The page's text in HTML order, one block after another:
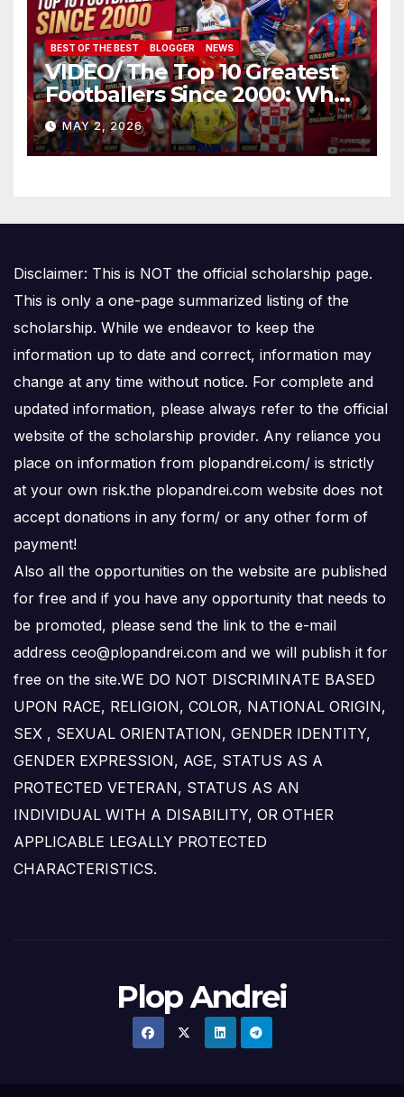
BEST OF THE BEST BLOGGER NEWS
VIDEO/ The Top 10 Greatest
Footballers Since 2000: Who
Is Number One
MAY 2, 2026
Disclaimer: This is NOT the official scholarship page.
This is only a one-page summarized listing of the
scholarship. While we endeavor to keep the
information up to date and correct, information may
change at any time without notice. For complete and
updated information, please always refer to the official
website of the scholarship provider. Any reliance you
place on information from plopandrei.com/ is strictly
at your own risk.the plopandrei.com website does not
accept donations in any form/ or any other form of
payment!
Also all the opportunities on the website are published
for free and if you have any opportunity that needs to
be promoted, please send the link to the e-mail
address ceo@plopandrei.com and we will publish it for
free on the site.WE DO NOT DISCRIMINATE BASED
UPON RACE, RELIGION, COLOR, NATIONAL ORIGIN,
SEX , SEXUAL ORIENTATION, GENDER IDENTITY,
GENDER EXPRESSION, AGE, STATUS AS A
PROTECTED VETERAN, STATUS AS AN
INDIVIDUAL WITH A DISABILITY, OR OTHER
APPLICABLE LEGALLY PROTECTED
CHARACTERISTICS.
Plop Andrei